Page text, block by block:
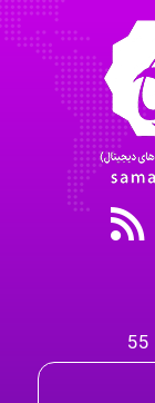
akhtar